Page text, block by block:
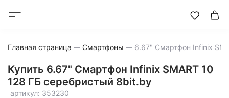
Главная страница Смартфоны
Купить 6.67" Смартфон Infinix SMART 10
128 ГБ серебристый 8bit.by
артикул: 353230